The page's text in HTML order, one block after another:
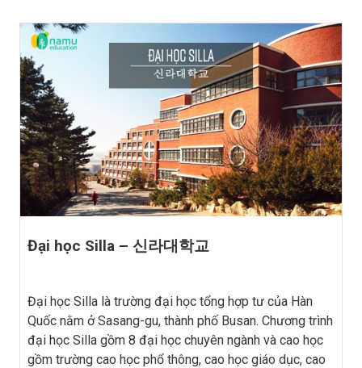
Đại học Silla – 신라대학교
Đại học Silla là trường đại học tổng hợp tư của Hàn
Quốc nằm ở Sasang-gu, thành phố Busan. Chương trình
đại học Silla gồm 8 đại học chuyên ngành và cao học
gồm trường cao học phổ thông, cao học giáo dục, cao